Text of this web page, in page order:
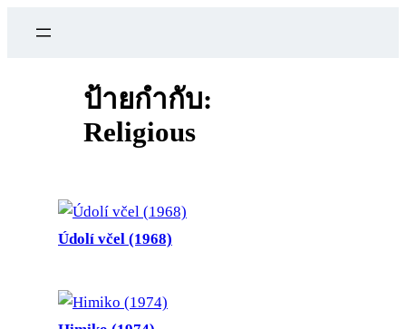
ป้ายกำกับ:
Religious
Údolí včel (1968)